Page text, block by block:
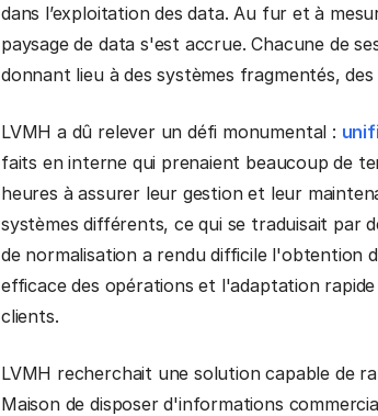
dans l’exploitation des data. Au fur et à
paysage de data s'est accrue. Chacune de
donnant lieu à des systèmes fragmentés,
LVMH a dû relever un défi monumental :
faits en interne qui prenaient beaucoup de
heures à assurer leur gestion et leur
systèmes différents, ce qui se traduisait par
de normalisation a rendu difficile l'obtention
efficace des opérations et l'adaptation
clients.
LVMH recherchait une solution capable de
Maison de disposer d'informations